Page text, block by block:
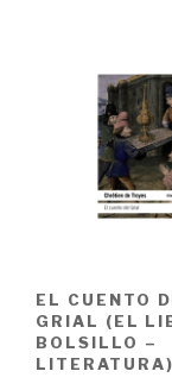
EL CUENTO
GRIAL (EL
BOLSILLO –
LITERATURA)